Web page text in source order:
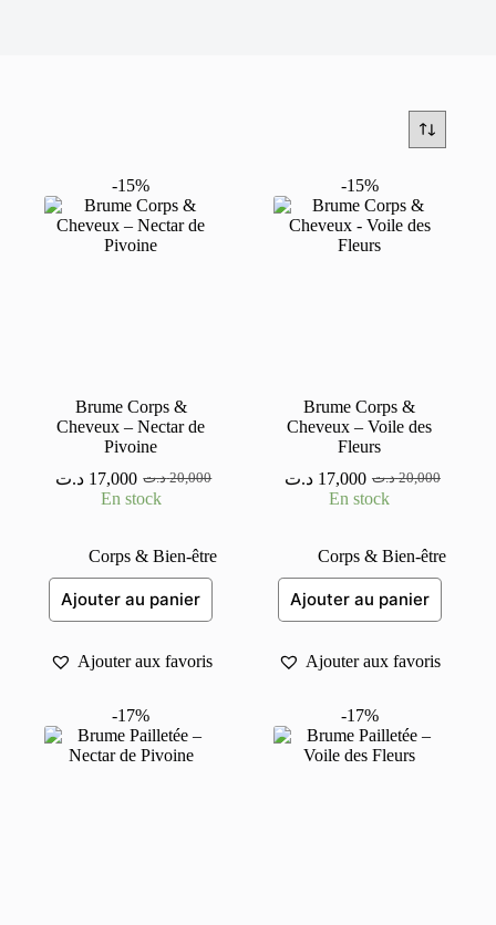
-15%
Brume Corps &
Cheveux – Nectar de
Pivoine
20,000 د.تLe
prix
était :
20,000 د.ت.
17,000 د.ت
Le
prix
est :
17,000 د.ت.
En stock
Corps & Bien-être
Ajouter au panier
Ajouter aux favoris
-15%
Brume Corps &
Cheveux – Voile des
Fleurs
20,000 د.تLe
prix
était :
20,000 د.ت.
17,000 د.ت
Le
prix
est :
17,000 د.ت.
En stock
Corps & Bien-être
Ajouter au panier
Ajouter aux favoris
-17% -17%